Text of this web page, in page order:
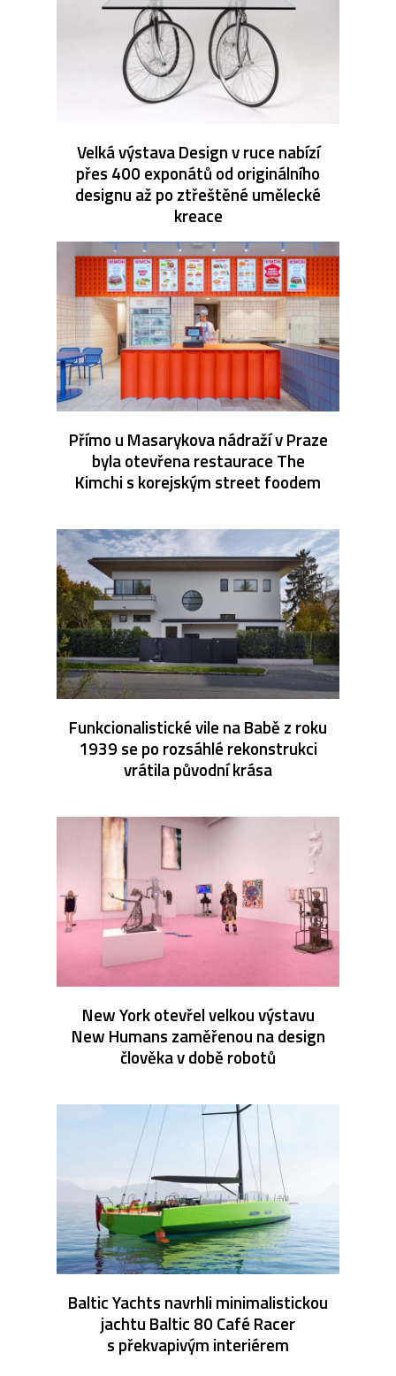
Velká výstava Design v ruce nabízí
přes 400 exponátů od originálního
designu až po ztřeštěné umělecké
kreace
Přímo u Masarykova nádraží v Praze
byla otevřena restaurace The
Kimchi s korejským street foodem
Funkcionalistické vile na Babě z roku
1939 se po rozsáhlé rekonstrukci
vrátila původní krása
New York otevřel velkou výstavu
New Humans zaměřenou na design
člověka v době robotů
Baltic Yachts navrhli minimalistickou
jachtu Baltic 80 Café Racer
s překvapivým interiérem